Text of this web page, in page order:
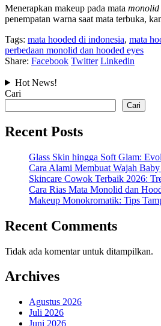
Menerapkan makeup pada mata monolid
penempatan warna saat mata terbuka,
Tags: mata hooded di indonesia, mata
perbedaan monolid dan hooded eyes
Share: Facebook Twitter Linkedin
Hot News!
Cari
Cari
Recent Posts
Glass Skin hingga Soft Glam:
Cara Alami Membuat Wajah
Skincare Cowok Terbaik 2026:
Cara Rias Mata Monolid dan
Makeup Monokromatik: Tips
Recent Comments
Tidak ada komentar untuk ditampilkan.
Archives
Agustus 2026
Juli 2026
Juni 2026